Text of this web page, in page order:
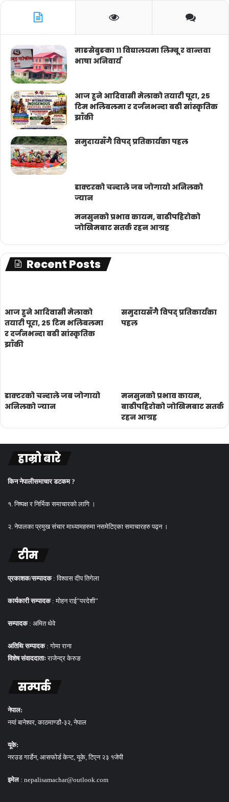
माङसेबुङका ११ विद्यालयमा लिम्बू र वान्तवा
भाषा अनिवार्य
आज हुने आदिवासी मेलाको तयारी पूरा, २५
टिम भलिबलमा र दर्जनभन्दा बढी सांस्कृतिक
झाँकी
समुदायसँगै विपद् प्रतिकार्यका पहल
डाक्टरको चन्दाले जब जोगायो अनिलको
ज्यान
मनसुनको प्रभाव कायम, बाढीपहिरोको
जोखिमबाट सतर्क रहन आग्रह
Recent Posts
आज हुने आदिवासी मेलाको
तयारी पूरा, २५ टिम भलिबलमा
र दर्जनभन्दा बढी सांस्कृतिक
झाँकी
समुदायसँगै विपद् प्रतिकार्यका
पहल
डाक्टरको चन्दाले जब जोगायो
अनिलको ज्यान
मनसुनको प्रभाव कायम,
बाढीपहिरोको जोखिमबाट सतर्क
रहन आग्रह
हाम्रो बारे
किन नेपालीसमाचार डटकम ?
१. निष्पक्ष र निर्भिक समाचारको लागि ।
२. नेपालका प्रमुख संचार माध्यामहरुमा नसमेटिएका समाचारहरु पढ्न ।
टीम
प्रकाशक/सम्पादक : विश्वास दीप तिगेला
कार्यकारी सम्पादक: मोहन राई”परदेशी”
सम्पादक: अमित थेवे
अतिथि सम्पादक: गोमा राना
विशेष संवाददाताःराजेन्द्र केरुङ
सम्पर्क
नेपाल:
नयां बानेश्वर, काठमाण्डौ-३२, नेपाल
यूके:
नरउड गार्डेन, आसफोर्ड केन्ट, यूके, टिएन २३ १जेपी
इमेल: nepalisamachar@outlook.com